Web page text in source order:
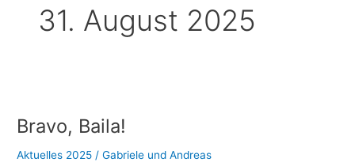
31. August 2025
Bravo, Baila!
Aktuelles 2025 /Gabriele und Andreas